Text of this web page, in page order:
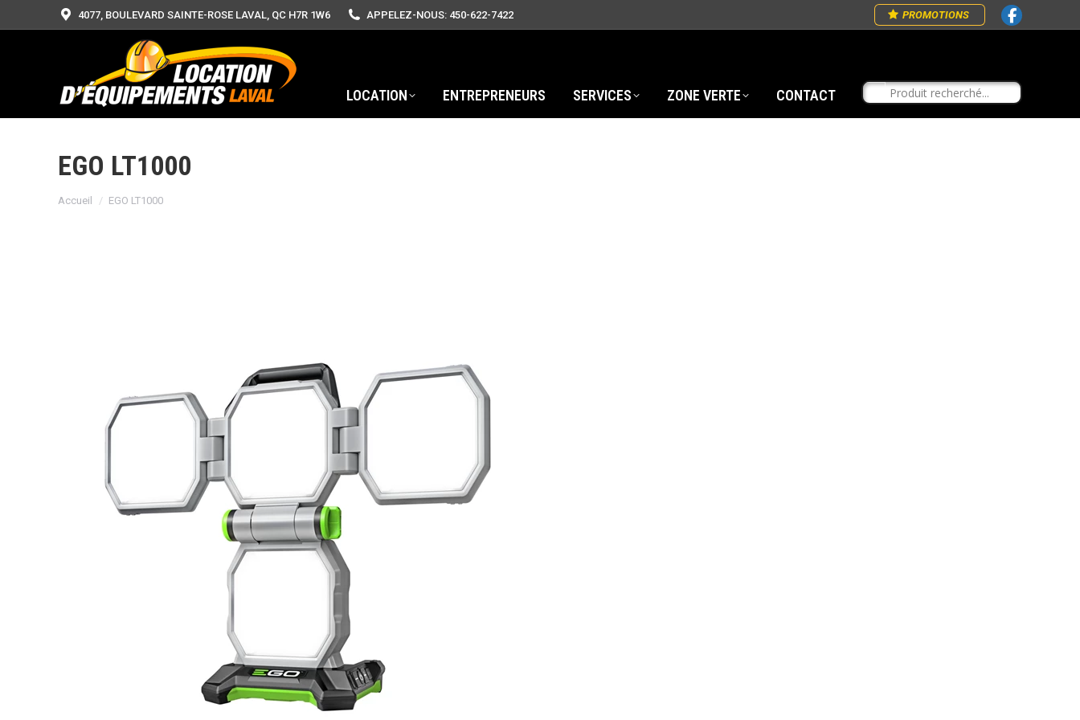
4077, BOULEVARD SAINTE-ROSE LAVAL, QC H7R 1W6 APPELEZ-NOUS: 450-622-7422 PROMOTIONS
LOCATION ENTREPRENEURS SERVICES ZONE VERTE CONTACT
EGO LT1000
Vous êtes ici :
Accueil EGO LT1000